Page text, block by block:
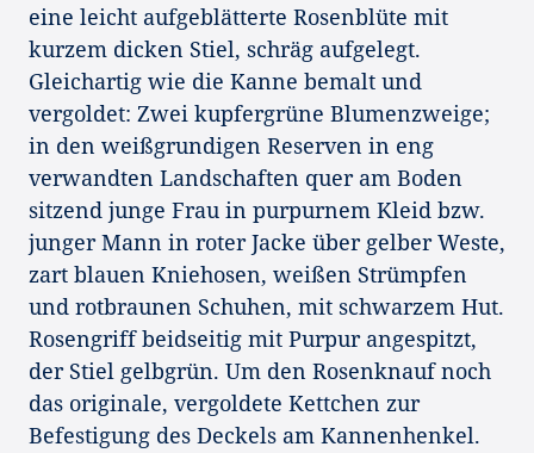
eine leicht aufgeblätterte Rosenblüte mit
kurzem dicken Stiel, schräg aufgelegt.
Gleichartig wie die Kanne bemalt und
vergoldet: Zwei kupfergrüne Blumenzweige;
in den weißgrundigen Reserven in eng
verwandten Landschaften quer am Boden
sitzend junge Frau in purpurnem Kleid bzw.
junger Mann in roter Jacke über gelber Weste,
zart blauen Kniehosen, weißen Strümpfen
und rotbraunen Schuhen, mit schwarzem Hut.
Rosengriff beidseitig mit Purpur angespitzt,
der Stiel gelbgrün. Um den Rosenknauf noch
das originale, vergoldete Kettchen zur
Befestigung des Deckels am Kannenhenkel.